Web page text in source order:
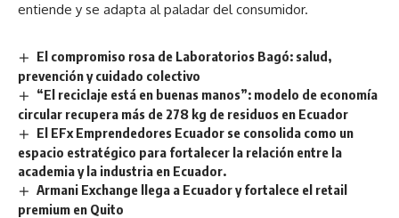
entiende y se adapta al paladar del consumidor.
El compromiso rosa de Laboratorios Bagó: salud,
prevención y cuidado colectivo
“El reciclaje está en buenas manos”: modelo de economía
circular recupera más de 278 kg de residuos en Ecuador
El EFx Emprendedores Ecuador se consolida como un
espacio estratégico para fortalecer la relación entre la
academia y la industria en Ecuador.
Armani Exchange llega a Ecuador y fortalece el retail
premium en Quito